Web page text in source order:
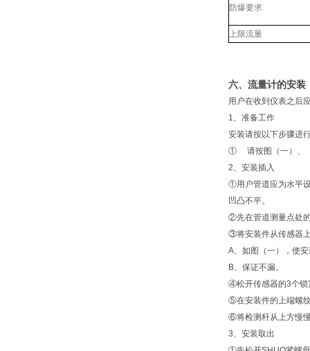
防爆要求
上限流量
六、流量计的安装
用户在收到仪表之后
1、准备工作
安装请按以下步骤进
① 请按图（一）、（
2、安装插入
①用户管道应为水平
凹凸不平。
②先在管道测量点处
③将安装件从传感器
A、如图（一），使
B、保证不漏。
④松开传感器的3个锁
⑤在安装件的上端螺
⑥将检测杆从上方慢
3、安装取出